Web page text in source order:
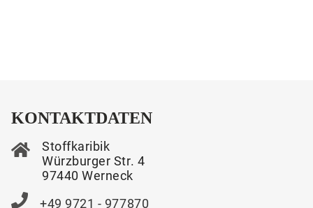
KONTAKTDATEN
Stoffkaribik
Würzburger Str. 4
97440 Werneck
+49 9721 - 977870